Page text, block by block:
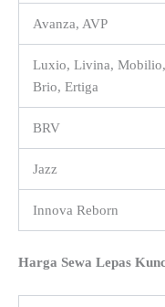
Avanza, AVP
Luxio, Livina, Mobilio,
Brio, Ertiga
BRV
Jazz
Innova Reborn
Harga Sewa Lepas